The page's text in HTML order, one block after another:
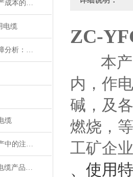
特种电缆厂家降低生产成本的合理手段
电缆
带钢丝扁电缆断芯故障分析：从钢丝疲劳到导体断裂的连锁反应
缆
硅橡胶耐高温电缆生产中的注意事项
GKFB 硅橡胶控制扁电缆产品特性
ZC-
本
内，作
碱，及
燃烧，
工矿企
、使用